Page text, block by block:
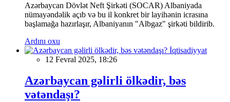
Azərbaycan Dövlət Neft Şirkəti (SOCAR) Albaniyada
nümayəndəlik açıb və bu il konkret bir layihənin icrasına
başlamağa hazırlaşır, Albaniyanın "Albgaz" şirkəti bildirib.
Ardını oxu
İqtisadiyyat
12 Fevral 2025, 18:26
Azərbaycan gəlirli ölkədir, bəs
vətəndaşı?